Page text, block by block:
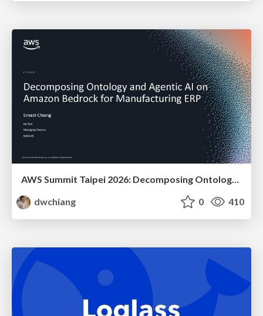
AWS Summit Taipei 2026: Decomposing Ontology and Agentic AI - Using Amazon Bedrock to Bring Living Water to Manufacturing ERP
dwchiang
0 410